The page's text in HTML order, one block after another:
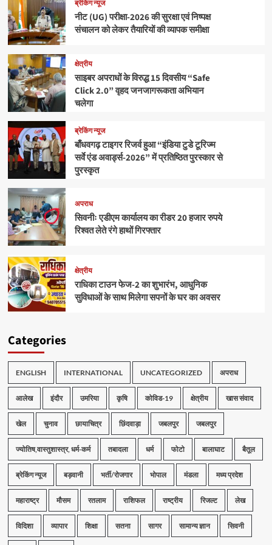
ब्रेकिंग न्यूज
नीट (UG) परीक्षा-2026 की सुरक्षा एवं निष्पक्ष
संचालन को लेकर तैयारियों की व्यापक समीक्षा
क्षेत्रीय
साइबर अपराधों के विरुद्ध 15 दिवसीय “Safe
Click 2.0” वृहद जनजागरूकता अभियान
चलेगा
ब्रेकिंग न्यूज
बाँधवगढ़ टाइगर रिजर्व हुआ “इंडिया टुडे टूरिज्म
सर्वे एंड अवार्ड्स-2026” में प्रतिष्ठित पुरस्कार से
पुरस्कृत
अपराध
सिवनीः एडीएम कार्यालय का रीडर 20 हजार रुपये
रिश्वत लेते रंगे हाथों गिरफ्तार
क्षेत्रीय
राधिका टाउन फेज-2 का शुभारंभ, आधुनिक
सुविधाओं के साथ मिलेगा सपनों के घर का अवसर
Categories
ENGLISH INTERNATIONAL UNCATEGORIZED अपराध
आलेख इंदौर उमरिया कृषि कोविड-19 क्षेत्रीय खास संवाद
खेल चुनाव छायाचित्र छिंदवाड़ा जबलपुर जबलपुर
ज्योतिष,वास्तुशास्त्र, धर्म-कर्म तबादला धर्म फोटो बालाघाट बैतूल
ब्रेकिंग न्यूज बड़वानी भर्ती/रोजगार भोपाल मंडला मध्य प्रदेश
महाराष्ट्र मौसम रतलाम राशिफल राष्ट्रीय रिजल्ट लेख
विदिशा व्यापार शिक्षा सतना सागर सामान्य ज्ञान सिवनी